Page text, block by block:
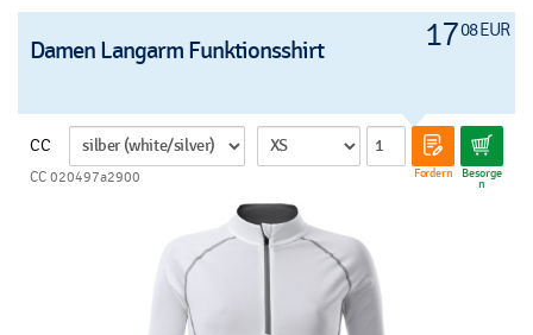
1708 EUR
Damen Langarm Funktionsshirt
CC
Fordern Besorge
n
CC 020497a2900